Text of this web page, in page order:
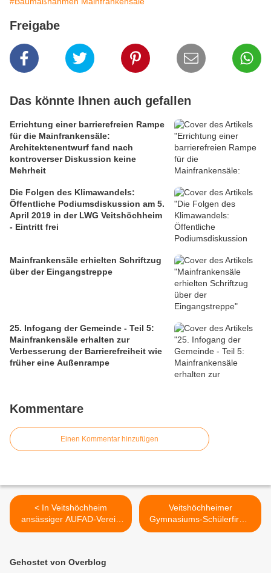
Freigabe
Das könnte Ihnen auch gefallen
Errichtung einer barrierefreien Rampe
für die Mainfrankensäle:
Architektenentwurf fand nach
kontroverser Diskussion keine
Mehrheit
Die Folgen des Klimawandels:
Öffentliche Podiumsdiskussion am 5.
April 2019 in der LWG Veitshöchheim
- Eintritt frei
Mainfrankensäle erhielten Schriftzug
über der Eingangstreppe
25. Infogang der Gemeinde - Teil 5:
Mainfrankensäle erhalten zur
Verbesserung der Barrierefreiheit wie
früher eine Außenrampe
Kommentare
Einen Kommentar hinzufügen
< In Veitshöchheim
ansässiger AUFAD-Verein
hilft in Nigeria Menschen ihr
Veitshöchheimer
Gymnasiums-Schülerfirma
im Ministerium für
Gehostet von Overblog